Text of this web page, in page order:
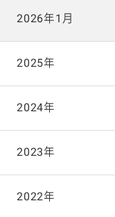
2026年1月
2025年
2025年12月
2025年11月
2025年10月
2024年
2024年12月
2024年11月
2023年
2023年12月
2022年